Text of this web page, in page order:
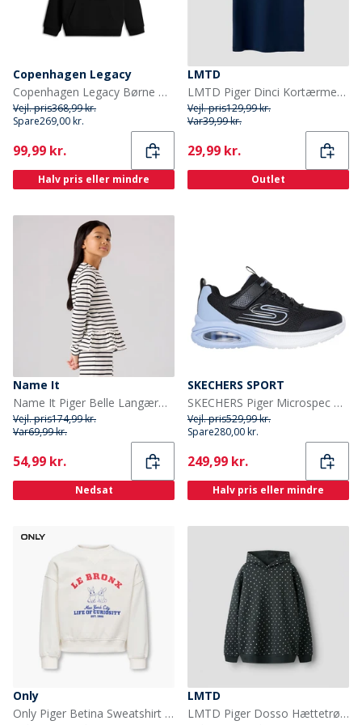
Copenhagen Legacy
Copenhagen Legacy Børne Hoodie Sort
Vejl. pris368,99 kr.
Spare269,00 kr.
Current
99,99 kr.
Halv pris eller mindre
LMTD
LMTD Piger Dinci Kortærmet T-shirt Navy Blazer
Vejl. pris129,99 kr.
Var39,99 kr.
Current
29,99 kr.
Outlet
Name It
Name It Piger Belle Langærmet Bluse Cloud Dancer
Vejl. pris174,99 kr.
Var69,99 kr.
Current
54,99 kr.
Nedsat
SKECHERS SPORT
SKECHERS Piger Microspec Max Advance Fly 3. 0 Sneakers Sort
Vejl. pris529,99 kr.
Spare280,00 kr.
Current
249,99 kr.
Halv pris eller mindre
Only
Only Piger Betina Sweatshirt Cloud Dancer
LMTD
LMTD Piger Dosso Hættetrøje Pirate Black